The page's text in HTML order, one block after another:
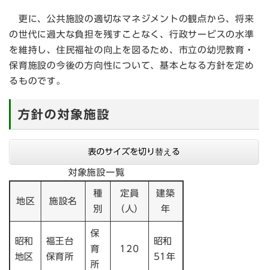
更に、公共施設の適切なマネジメントの観点から、将来
の世代に過大な負担を残すことなく、行政サービスの水準
を維持し、住民福祉の向上を図るため、市立の幼児教育・
保育施設の今後の方向性について、基本となる方針を定め
るものです。
方針の対象施設
表のサイズを切り替える
地区 施設名
種
別
定員
（人）
建築
年
対象施設一覧
昭和
地区
福王台
保育所
保
育
所
120
昭和
51年